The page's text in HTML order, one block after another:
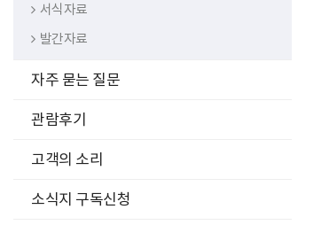
서식자료
발간자료
자주 묻는 질문
관람후기
고객의 소리
소식지 구독신청